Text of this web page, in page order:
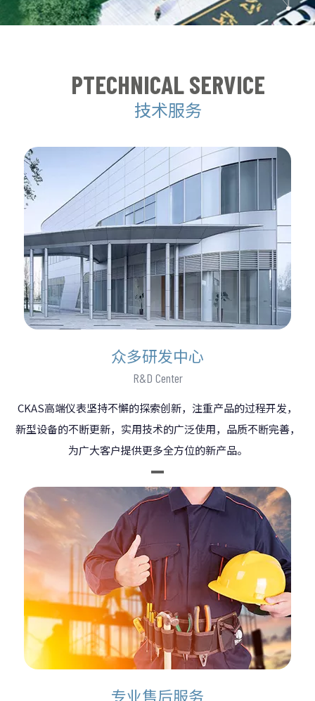
PTECHNICAL SERVICE
技术服务
众多研发中心
R&D Center
CKAS高端仪表坚持不懈的探索创新，注重产品的过程开发，
新型设备的不断更新，实用技术的广泛使用，品质不断完善，
为广大客户提供更多全方位的新产品。
专业售后服务